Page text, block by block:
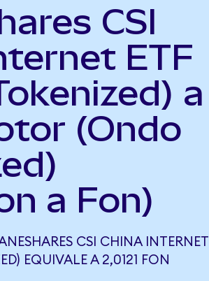
CSI
ETF
a
(Ondo
a Fon)
CSI CHINA INTERNET
EQUIVALE A 2,0121 FON